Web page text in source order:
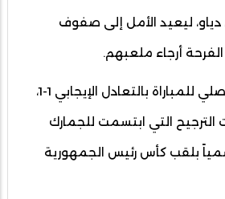
ليعيد الأمل إلى صفوف
أرجاء ملعبهم.
وقد انتهى الوقت الأصلي للمباراة بالتعادل الإيجابي 1-1،
الترجيح التي ابتسمت للجمارك
ليتوج رسمياً بلقب كأس رئيس الجمهورية